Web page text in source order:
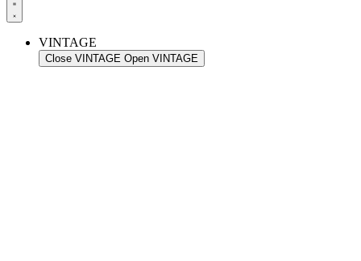
VINTAGE
Close VINTAGE Open VINTAGE